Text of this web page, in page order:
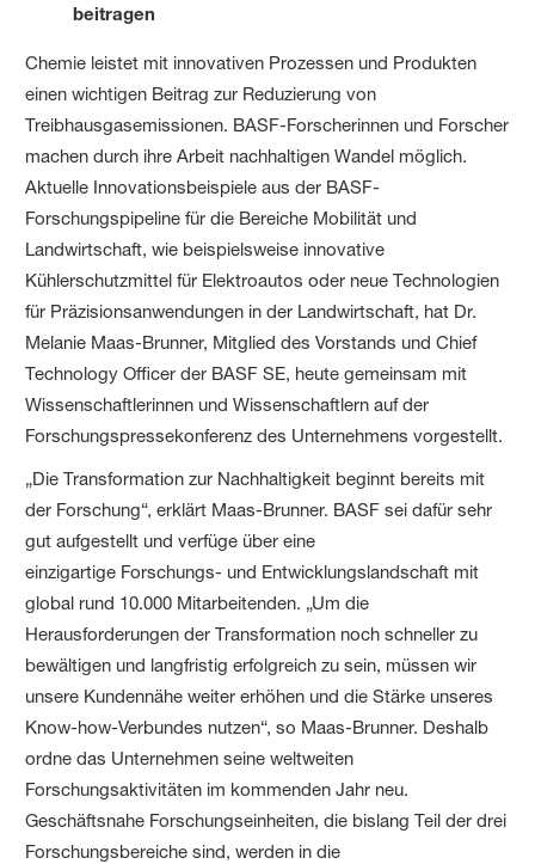
beitragen
Chemie leistet mit innovativen Prozessen und Produkten
einen wichtigen Beitrag zur Reduzierung von
Treibhausgasemissionen. BASF-Forscherinnen und Forscher
machen durch ihre Arbeit nachhaltigen Wandel möglich.
Aktuelle Innovationsbeispiele aus der BASF-
Forschungspipeline für die Bereiche Mobilität und
Landwirtschaft, wie beispielsweise innovative
Kühlerschutzmittel für Elektroautos oder neue Technologien
für Präzisionsanwendungen in der Landwirtschaft, hat Dr.
Melanie Maas-Brunner, Mitglied des Vorstands und Chief
Technology Officer der BASF SE, heute gemeinsam mit
Wissenschaftlerinnen und Wissenschaftlern auf der
Forschungspressekonferenz des Unternehmens vorgestellt.
„Die Transformation zur Nachhaltigkeit beginnt bereits mit
der Forschung“, erklärt Maas-Brunner. BASF sei dafür sehr
gut aufgestellt und verfüge über eine
einzigartige Forschungs- und Entwicklungslandschaft mit
global rund 10.000 Mitarbeitenden. „Um die
Herausforderungen der Transformation noch schneller zu
bewältigen und langfristig erfolgreich zu sein, müssen wir
unsere Kundennähe weiter erhöhen und die Stärke unseres
Know-how-Verbundes nutzen“, so Maas-Brunner. Deshalb
ordne das Unternehmen seine weltweiten
Forschungsaktivitäten im kommenden Jahr neu.
Geschäftsnahe Forschungseinheiten, die bislang Teil der drei
Forschungsbereiche sind, werden in die